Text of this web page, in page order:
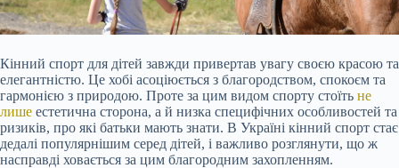
Кінний спорт для дітей завжди привертав увагу своєю красою та
елегантністю. Це хобі асоціюється з благородством, спокоєм та
гармонією з природою. Проте за цим видом спорту стоїть не
лише естетична сторона, а й низка специфічних особливостей та
ризиків, про які батьки мають знати. В Україні кінний спорт стає
дедалі популярнішим серед дітей, і важливо розглянути, що ж
насправді ховається за цим благородним захопленням.